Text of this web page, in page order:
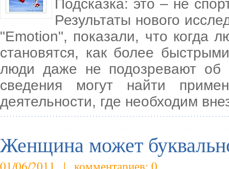
Подсказка: это – не
Результаты нового
"Emotion", показали, что когда
становятся, как более
люди даже не подозревают
сведения могут найти
деятельности, где необходим
Женщина может